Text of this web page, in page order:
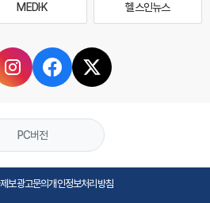
MEDI·K 헬스인뉴스
PC버전
보광고문의개인정보처리방침